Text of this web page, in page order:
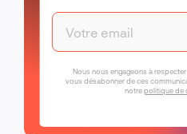
Nous nous engageons à
vous désabonner de ces
notrepolitique de